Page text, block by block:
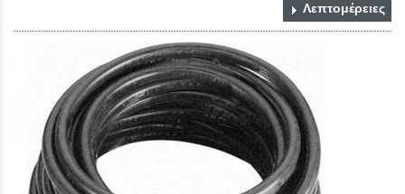
Λεπτομέρειες